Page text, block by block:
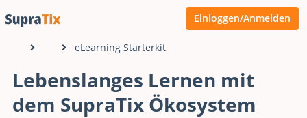
Einloggen/Anmelden
eLearning Starterkit
Lebenslanges Lernen mit
dem SupraTix Ökosystem